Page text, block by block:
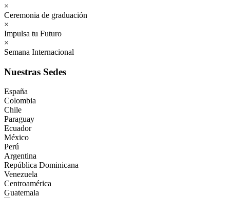
×
Ceremonia de graduación
×
Impulsa tu Futuro
×
Semana Internacional
Nuestras Sedes
España
Colombia
Chile
Paraguay
Ecuador
México
Perú
Argentina
República Dominicana
Venezuela
Centroamérica
Guatemala